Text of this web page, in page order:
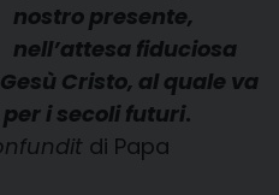
nostro presente,
nell’attesa fiduciosa
Cristo, al quale va
i secoli futuri.
di Papa